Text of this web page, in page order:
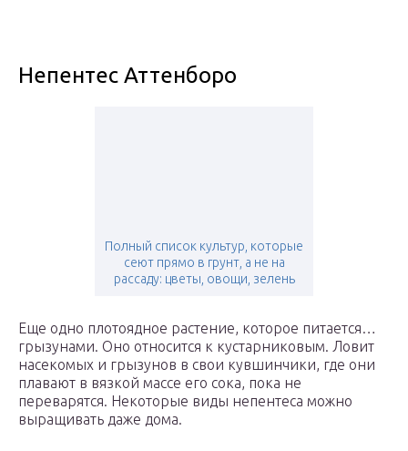
Непентес Аттенборо
Полный список культур, которые
сеют прямо в грунт, а не на
рассаду: цветы, овощи, зелень
Еще одно плотоядное растение, которое питается…
грызунами. Оно относится к кустарниковым. Ловит
насекомых и грызунов в свои кувшинчики, где они
плавают в вязкой массе его сока, пока не
переварятся. Некоторые виды непентеса можно
выращивать даже дома.